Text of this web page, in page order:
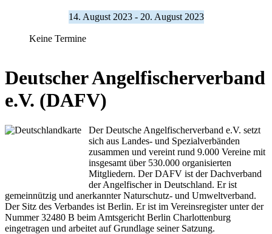
14. August 2023 - 20. August 2023
Keine Termine
Deutscher Angelfischerverband
e.V. (DAFV)
Der Deutsche Angelfischerverband e.V. setzt
sich aus Landes- und Spezialverbänden
zusammen und vereint rund 9.000 Vereine mit
insgesamt über 530.000 organisierten
Mitgliedern. Der DAFV ist der Dachverband
der Angelfischer in Deutschland. Er ist
gemeinnützig und anerkannter Naturschutz- und Umweltverband.
Der Sitz des Verbandes ist Berlin. Er ist im Vereinsregister unter der
Nummer 32480 B beim Amtsgericht Berlin Charlottenburg
eingetragen und arbeitet auf Grundlage seiner Satzung.